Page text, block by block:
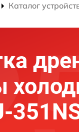
Каталог